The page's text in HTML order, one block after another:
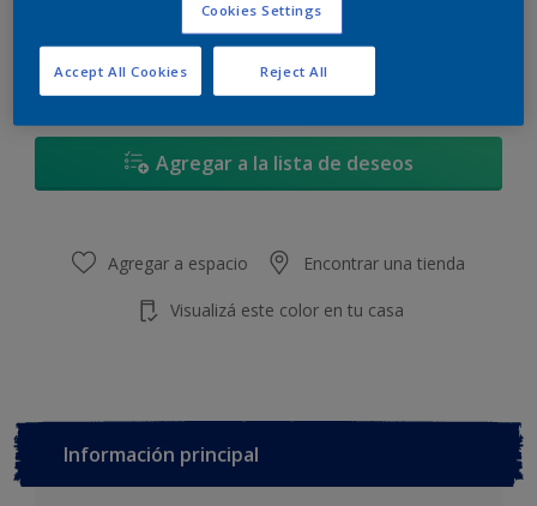
Calculadora de pintura
Calcular
Agregar a la lista de deseos
Agregar a espacio Encontrar una tienda
Visualizá este color en tu casa
Información principal
Cookies Settings
Reject All
Accept All Cookies